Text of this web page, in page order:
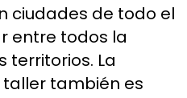
ciudades de todo el
entre todos la
territorios. La
también es